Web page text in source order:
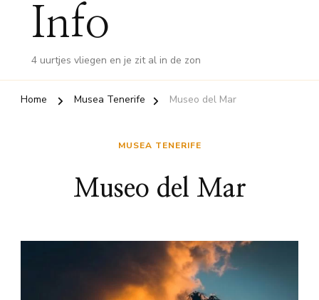
Info
4 uurtjes vliegen en je zit al in de zon
Home Musea Tenerife Museo del Mar
MUSEA TENERIFE
Museo del Mar